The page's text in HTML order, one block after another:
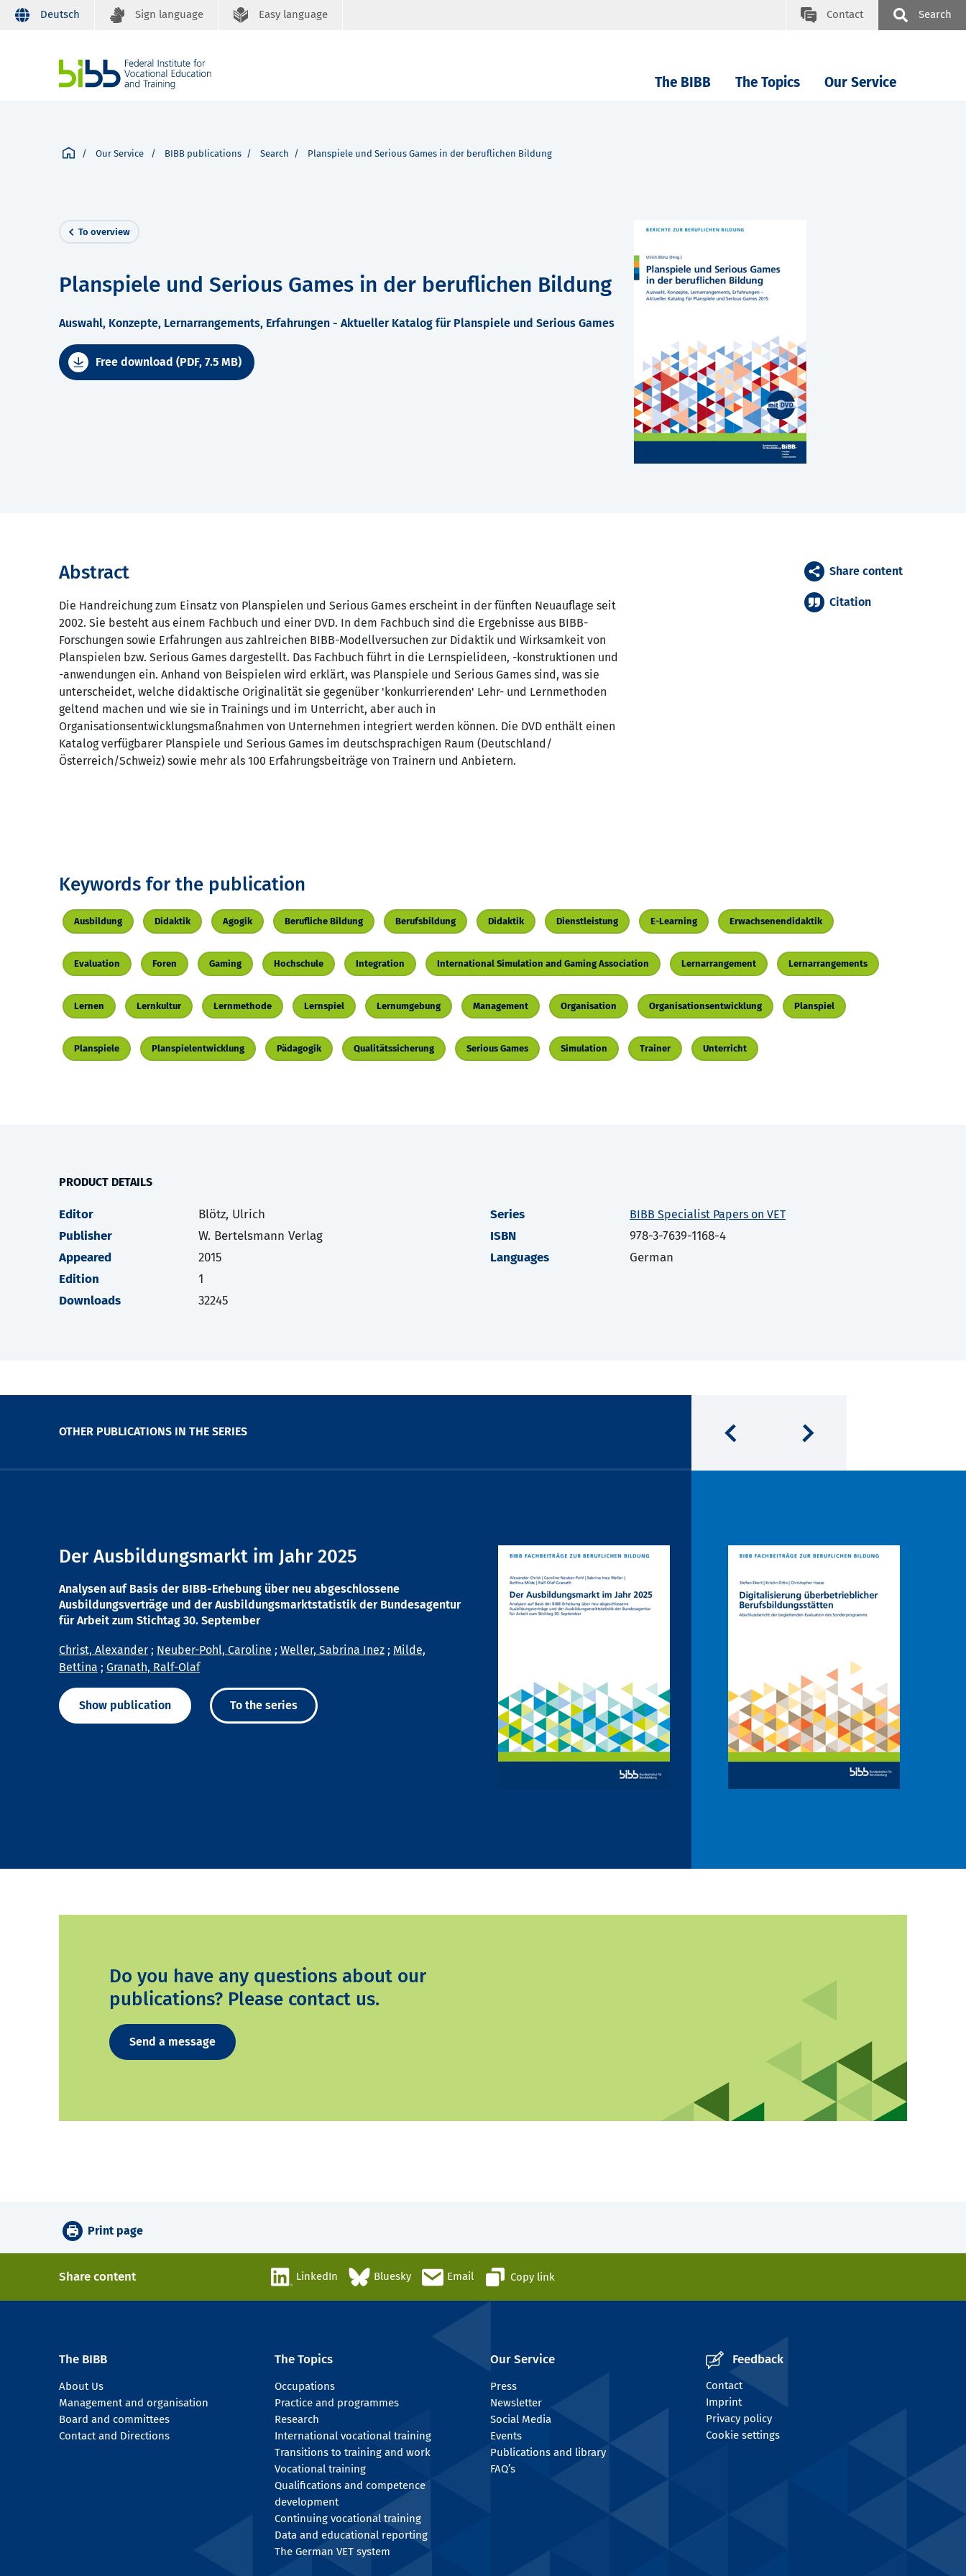
Deutsch Sign language Easy language Contact Search
The BIBB The Topics Our Service
Our Service BIBB publications Search Planspiele und Serious Games in der beruflichen Bildung
To overview
Planspiele und Serious Games in der beruflichen Bildung
Auswahl, Konzepte, Lernarrangements, Erfahrungen - Aktueller Katalog für Planspiele und Serious Games
Free download (PDF, 7.5 MB)
Abstract
Die Handreichung zum Einsatz von Planspielen und Serious Games erscheint in der fünften Neuauflage seit
2002. Sie besteht aus einem Fachbuch und einer DVD. In dem Fachbuch sind die Ergebnisse aus BIBB-
Forschungen sowie Erfahrungen aus zahlreichen BIBB-Modellversuchen zur Didaktik und Wirksamkeit von
Planspielen bzw. Serious Games dargestellt. Das Fachbuch führt in die Lernspielideen, -konstruktionen und
-anwendungen ein. Anhand von Beispielen wird erklärt, was Planspiele und Serious Games sind, was sie
unterscheidet, welche didaktische Originalität sie gegenüber 'konkurrierenden' Lehr- und Lernmethoden
geltend machen und wie sie in Trainings und im Unterricht, aber auch in
Organisationsentwicklungsmaßnahmen von Unternehmen integriert werden können. Die DVD enthält einen
Katalog verfügbarer Planspiele und Serious Games im deutschsprachigen Raum (Deutschland/
Österreich/Schweiz) sowie mehr als 100 Erfahrungsbeiträge von Trainern und Anbietern.
Share content
Citation
Keywords for the publication
Ausbildung Didaktik Agogik Berufliche Bildung Berufsbildung Didaktik Dienstleistung E-Learning Erwachsenendidaktik
Evaluation Foren Gaming Hochschule Integration International Simulation and Gaming Association Lernarrangement Lernarrangements
Lernen Lernkultur Lernmethode Lernspiel Lernumgebung Management Organisation Organisationsentwicklung Planspiel
Planspiele Planspielentwicklung Pädagogik Qualitätssicherung Serious Games Simulation Trainer Unterricht
PRODUCT DETAILS
Editor
Blötz, Ulrich
Publisher
W. Bertelsmann Verlag
Appeared
2015
Edition
1
Downloads
32245
Series BIBB Specialist Papers on VET
ISBN
978-3-7639-1168-4
Languages
German
OTHER PUBLICATIONS IN THE SERIES
Der Ausbildungsmarkt im Jahr 2025
Analysen auf Basis der BIBB-Erhebung über neu abgeschlossene
Ausbildungsverträge und der Ausbildungsmarktstatistik der Bundesagentur
für Arbeit zum Stichtag 30. September
Christ, Alexander ; Neuber-Pohl, Caroline ; Weller, Sabrina Inez ; Milde,
Bettina ; Granath, Ralf-Olaf
Show publication To the series
Do you have any questions about our
publications? Please contact us.
Send a message
Print page
Share content LinkedIn Bluesky Email Copy link
The BIBB
About Us
Management and organisation
Board and committees
Contact and Directions
The Topics
Occupations
Practice and programmes
Research
International vocational training
Transitions to training and work
Vocational training
Qualifications and competence
development
Continuing vocational training
Data and educational reporting
The German VET system
Our Service
Press
Newsletter
Social Media
Events
Publications and library
FAQ’s
Feedback
Contact
Imprint
Privacy policy
Cookie settings